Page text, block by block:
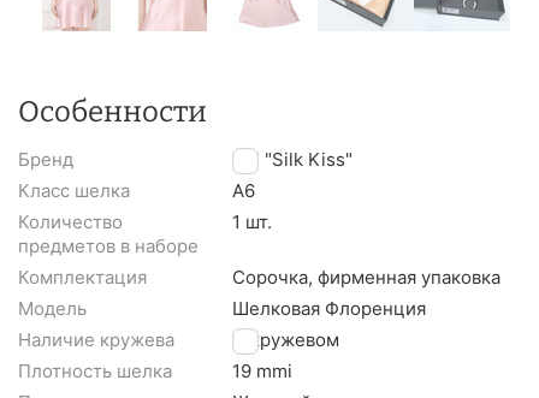
Особенности
Бренд
TM "Silk Kiss"
Класс шелка
A6
Количество
предметов в наборе
1 шт.
Комплектация
Сорочка, фирменная упаковка
Модель
Шелковая Флоренция
Наличие кружева
С кружевом
Плотность шелка
19 mmi